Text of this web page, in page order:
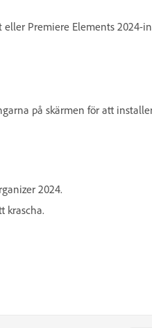
Premiere Elements 2024-
på skärmen för att
2024.
krascha.